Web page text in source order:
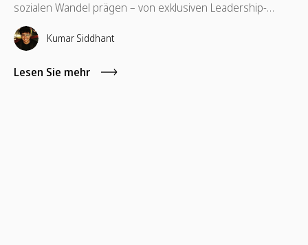
sozialen Wandel prägen – von exklusiven Leadership-
Summits bis hin zu praxisorientierten Networking-
Formaten. Dieser Leitfaden stellt die besten Konferenzen
für CSR-Verantwortliche, Experten für
Mitarbeiterengagement, ESG-Teams und Akteure im
Kumar Siddhant
Lesen Sie mehr